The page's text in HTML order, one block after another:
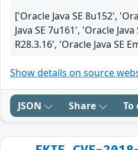
['Oracle Java SE 8u152',
Java SE 7u161', 'Oracle
R28.3.16', 'Oracle Java SE
Show details on source
JSON Share To